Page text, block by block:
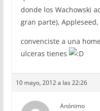
donde los Wachowski
gran parte), Appleseed,
convenciste a una
ulceras tienes
10 mayo, 2012 a las 22:26
Anónimo